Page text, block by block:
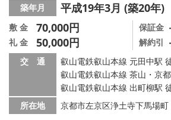
会社概要
メールでお問い合わせ
築年月 平成19年3月 (築20年)
敷 金 70,000円
礼 金 50,000円
保証金
解約引
交 通
叡山電鉄叡山本線 元田中駅
叡山電鉄叡山本線 茶山・京
叡山電鉄叡山本線 出町柳駅
所在地
京都市左京区浄土寺下馬場町